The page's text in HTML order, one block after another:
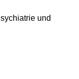
und